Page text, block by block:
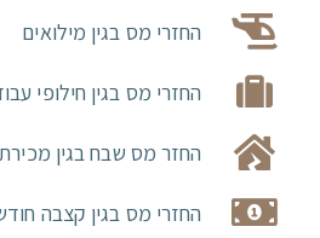
החזרי מס בגין מילואים
החזרי מס בגין חילופי
החזר מס שבח בגין
החזרי מס בגין קצבה